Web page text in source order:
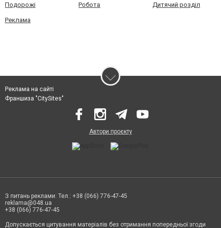
Подорожі Робота Дитячий розділ
Реклама
Реклама на сайті
Франшиза "CitySites"
Автори проєкту
З питань реклами: Тел.: +38 (066) 776-47-45
reklama@048.ua
+38 (066) 776-47-45
Допускається цитування матеріалів без отримання попередньої згоди